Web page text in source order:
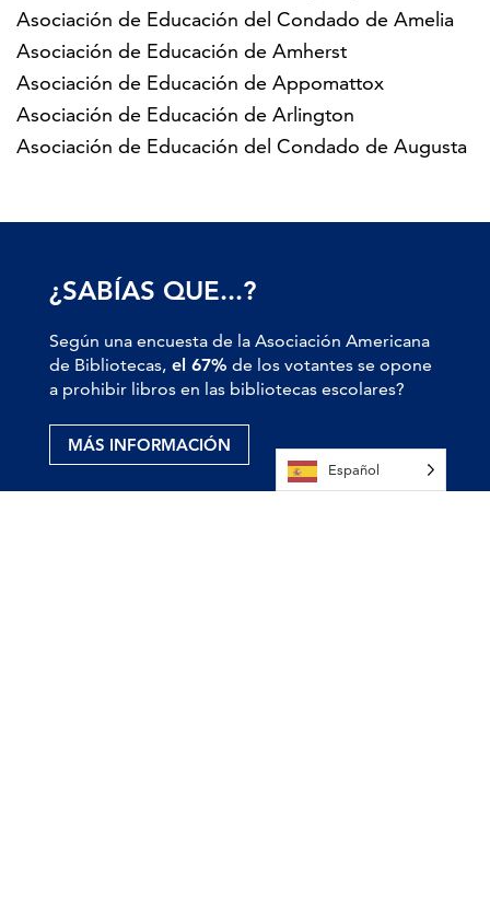
Asociación de Educación del Condado de Amelia
Asociación de Educación de Amherst
Asociación de Educación de Appomattox
Asociación de Educación de Arlington
Asociación de Educación del Condado de Augusta
¿SABÍAS QUE...?
Según una encuesta de la Asociación Americana
de Bibliotecas, el 67% de los votantes se opone
a prohibir libros en las bibliotecas escolares?
MÁS INFORMACIÓN
Español